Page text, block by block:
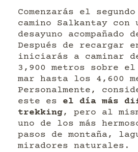
Comenzarás el
camino Salkantay
desayuno acompañado
Después de recargar
iniciarás a caminar
3,900 metros sobre
mar hasta los 4,600
Personalmente,
este es el día más
trekking, pero al
uno de los más
pasos de montaña,
miradores naturales.